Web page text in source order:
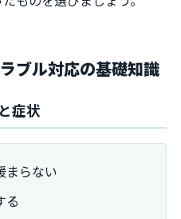
ブル対応の基礎知識
症状
まらない
る